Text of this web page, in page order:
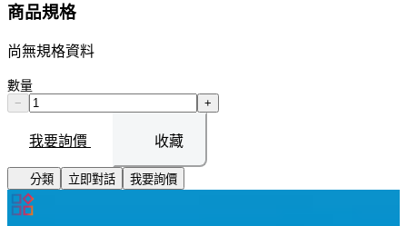
商品規格
尚無規格資料
數量
− +
我要詢價 收藏
分類 立即對話 我要詢價